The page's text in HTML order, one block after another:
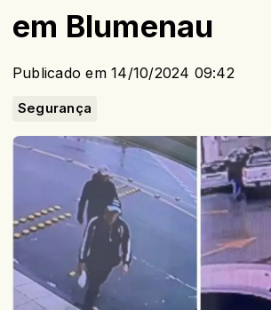
em Blumenau
Publicado em 14/10/2024 09:42
Segurança